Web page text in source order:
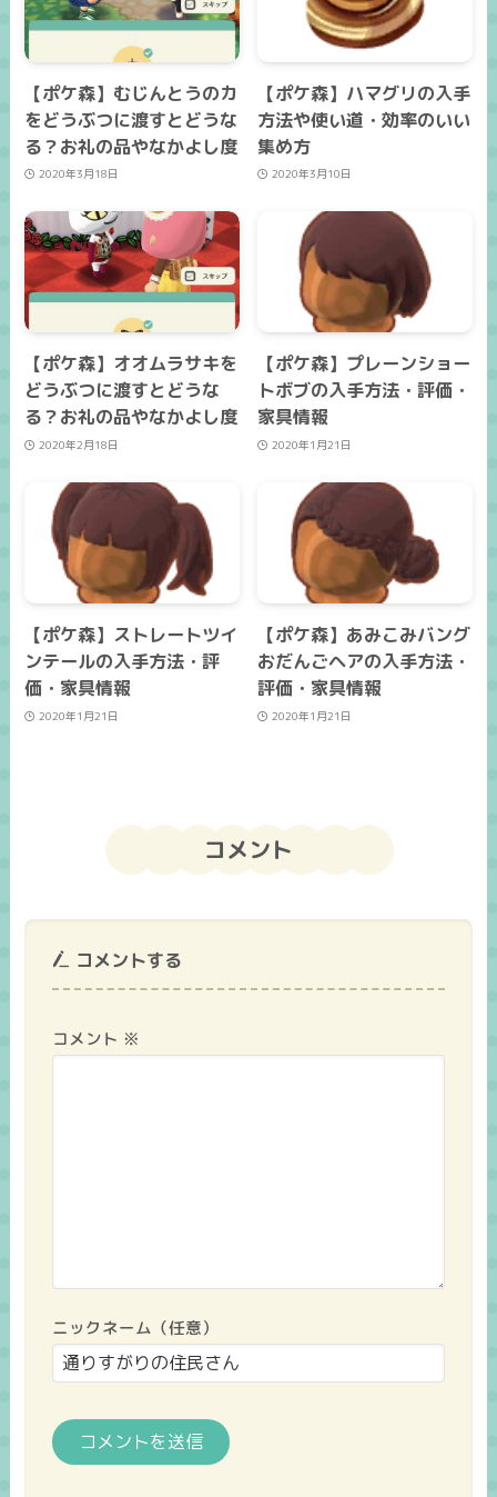
【ポケ森】むじんとうのカ
をどうぶつに渡すとどうな
る？お礼の品やなかよし度
2020年3月18日
【ポケ森】ハマグリの入手
方法や使い道・効率のいい
集め方
2020年3月10日
【ポケ森】オオムラサキを
どうぶつに渡すとどうな
る？お礼の品やなかよし度
2020年2月18日
【ポケ森】プレーンショー
トボブの入手方法・評価・
家具情報
2020年1月21日
【ポケ森】ストレートツイ
ンテールの入手方法・評
価・家具情報
2020年1月21日
【ポケ森】あみこみバング
おだんごヘアの入手方法・
評価・家具情報
2020年1月21日
コメント
コメントする
コメント ※
ニックネーム（任意）